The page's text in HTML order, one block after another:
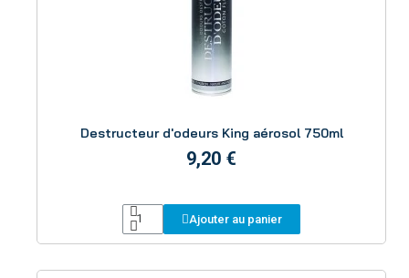
Destructeur d'odeurs King aérosol 750ml
9,20 €
Ajouter au panier